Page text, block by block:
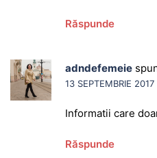
Răspunde
adndefemeie
13 SEPTEMBRIE
Informatii care
Răspunde